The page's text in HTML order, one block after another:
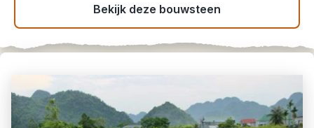
Bekijk deze bouwsteen